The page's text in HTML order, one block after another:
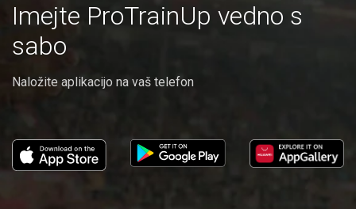
Imejte ProTrainUp vedno s
sabo
Naložite aplikacijo na vaš telefon